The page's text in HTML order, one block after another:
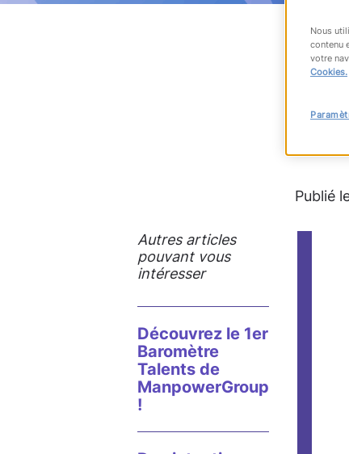
Publié
Autres articles
pouvant vous
intéresser
Découvrez le 1er
Baromètre
Talents de
ManpowerGroup
!
Nous
contenu
votre
Cookies.